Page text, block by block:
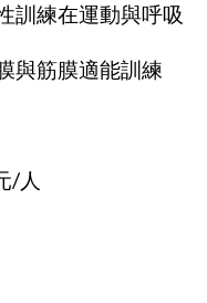
訓練在運動與呼吸
與筋膜適能訓練
/人